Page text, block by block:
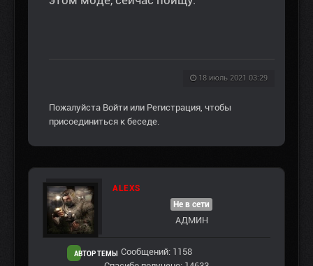
18 июль 2021 03:29
Пожалуйста Войти или Регистрация, чтобы
присоединиться к беседе.
ALEXS
АВТОР ТЕМЫ
Не в сети
АДМИН
Сообщений: 1158